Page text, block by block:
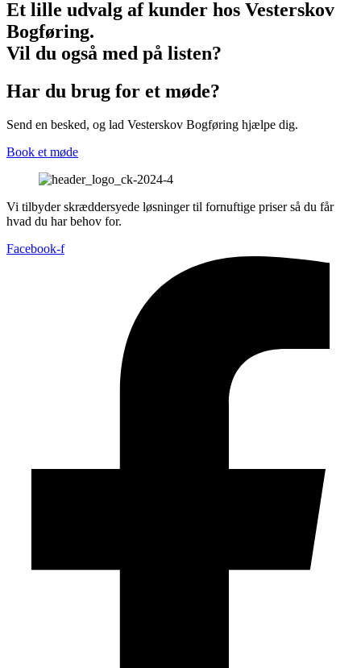
Et lille udvalg af kunder hos Vesterskov
Bogføring.
Vil du også med på listen?
Har du brug for et møde?
Send en besked, og lad Vesterskov Bogføring hjælpe dig.
Book et møde
Vi tilbyder skræddersyede løsninger til fornuftige priser så du får
hvad du har behov for.
Facebook-f